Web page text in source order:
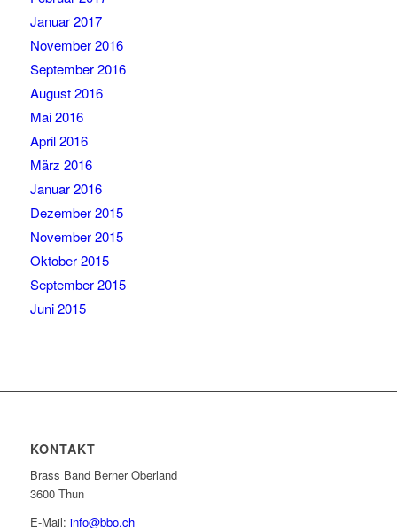
Januar 2017
November 2016
September 2016
August 2016
Mai 2016
April 2016
März 2016
Januar 2016
Dezember 2015
November 2015
Oktober 2015
September 2015
Juni 2015
KONTAKT
Brass Band Berner Oberland
3600 Thun
E-Mail: info@bbo.ch